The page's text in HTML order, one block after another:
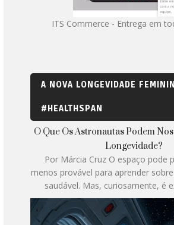
ITS Commerce - Entrega em
A NOVA LONGEVIDADE
#HEALTHSPAN
O Que Os Astronautas Podem
Longevidade?
Por Márcia Cruz O espaço pode
menos provável para aprender
saudável. Mas, curiosamente, é